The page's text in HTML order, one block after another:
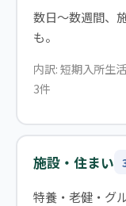
数日〜数週間、
も。
内訳: 短期入所生
3件
施設・住まい
特養・老健・グ